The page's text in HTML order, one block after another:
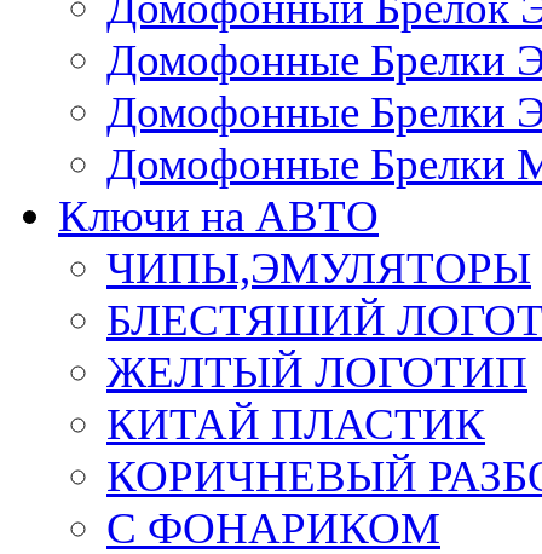
Домофонные Брелки
Домофонные Брелки
Домофонные Брелки
Ключи на АВТО
ЧИПЫ,ЭМУЛЯТОРЫ
БЛЕСТЯШИЙ
ЖЕЛТЫЙ ЛОГОТИП
КИТАЙ ПЛАСТИК
КОРИЧНЕВЫЙ
С ФОНАРИКОМ